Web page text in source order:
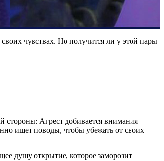
чувствах. Но получится ли у этой пары
стороны: Агрест добивается внимания
ищет поводы, чтобы убежать от своих
душу открытие, которое заморозит